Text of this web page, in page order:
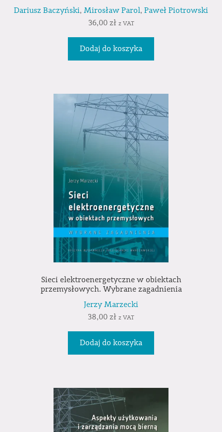
Dariusz Baczyński, Mirosław Parol, Paweł Piotrowski
36,00 zł z VAT
Dodaj do koszyka
Sieci elektroenergetyczne w obiektach
przemysłowych. Wybrane zagadnienia
Jerzy Marzecki
38,00 zł z VAT
Dodaj do koszyka